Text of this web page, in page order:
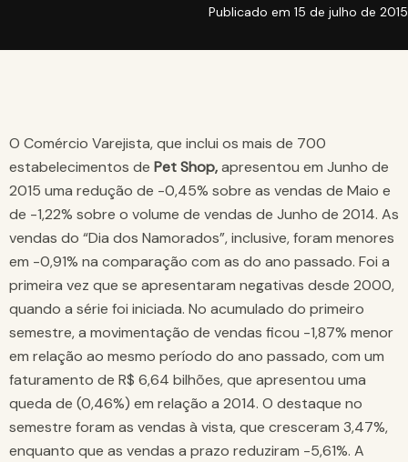
Publicado em 15 de julho de 2015
O Comércio Varejista, que inclui os mais de 700
estabelecimentos de Pet Shop,apresentou em Junho de
2015 uma redução de -0,45% sobre as vendas de Maio e
de -1,22% sobre o volume de vendas de Junho de 2014. As
vendas do “Dia dos Namorados”, inclusive, foram menores
em -0,91% na comparação com as do ano passado. Foi a
primeira vez que se apresentaram negativas desde 2000,
quando a série foi iniciada. No acumulado do primeiro
semestre, a movimentação de vendas ficou -1,87% menor
em relação ao mesmo período do ano passado, com um
faturamento de R$ 6,64 bilhões, que apresentou uma
queda de (0,46%) em relação a 2014. O destaque no
semestre foram as vendas à vista, que cresceram 3,47%,
enquanto que as vendas a prazo reduziram -5,61%. A